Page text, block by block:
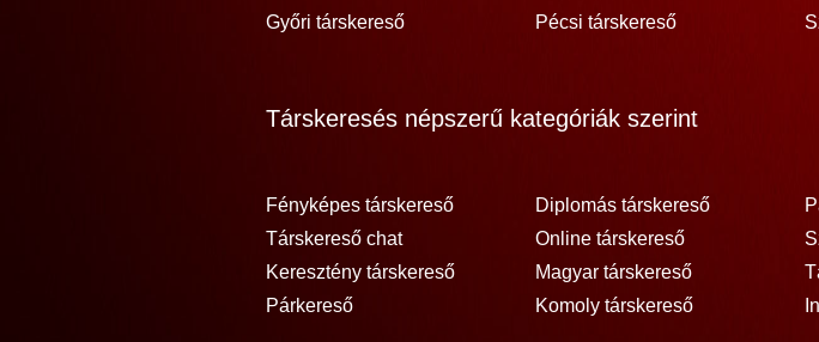
Győri társkereső
Pécsi társkereső
Társkeresés népszerű kategóriák szerint
Fényképes társkereső
Társkereső chat
Keresztény társkereső
Párkereső
Diplomás társkereső
Online társkereső
Magyar társkereső
Komoly társkereső